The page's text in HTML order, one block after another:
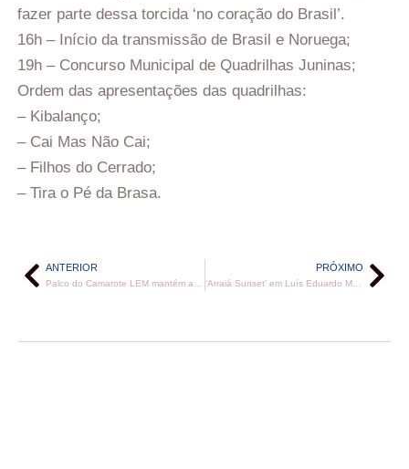
fazer parte dessa torcida ‘no coração do Brasil’.
16h – Início da transmissão de Brasil e Noruega;
19h – Concurso Municipal de Quadrilhas Juninas;
Ordem das apresentações das quadrilhas:
– Kibalanço;
– Cai Mas Não Cai;
– Filhos do Cerrado;
– Tira o Pé da Brasa.
ANTERIOR PRÓXIMO
‘Arraiá Sunset’ em Luís Eduardo Magalhães reuniu mais de 70 mil pessoas para ver o pagodão de Léo Santana